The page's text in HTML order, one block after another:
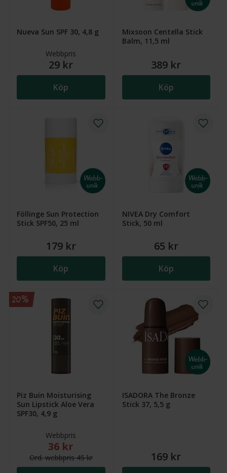
Nueva Sun SPF 30, 4,8 g
Webbpris
29 kr
Köp
Mixsoon Centella Stick
Balm, 11,5 ml
389 kr
Köp
Föllinge Sun Protection
Stick SPF50, 25 ml
179 kr
Köp
NIVEA Dry Comfort
Stick, 50 ml
65 kr
Köp
Piz Buin Moisturising
Sun Lipstick Aloe Vera
SPF30, 4,9 g
Webbpris
Nytt reducerat pris: 36 kr. Ordinarie webbpris
36 kr
Ord.webbpris45 kr
20%
ISADORA The Bronze
Stick 37, 5,5 g
169 kr